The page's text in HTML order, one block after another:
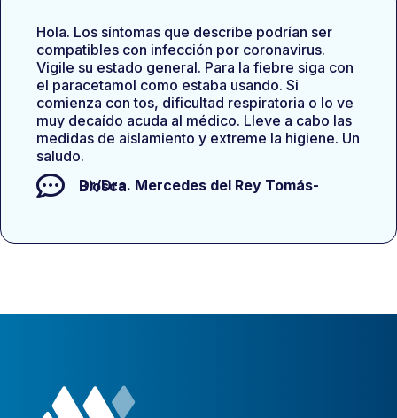
Hola. Los síntomas que describe podrían ser
compatibles con infección por coronavirus.
Vigile su estado general. Para la fiebre siga con
el paracetamol como estaba usando. Si
comienza con tos, dificultad respiratoria o lo ve
muy decaído acuda al médico. Lleve a cabo las
medidas de aislamiento y extreme la higiene. Un
saludo.
Dr/Dra.
Mercedes del Rey Tomás-Biosca